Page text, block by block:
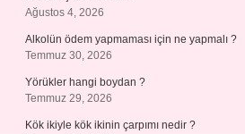
Ağustos 4, 2026
Alkolün ödem yapmaması için ne yapmalı ?
Temmuz 30, 2026
Yörükler hangi boydan ?
Temmuz 29, 2026
Kök ikiyle kök ikinin çarpımı nedir ?